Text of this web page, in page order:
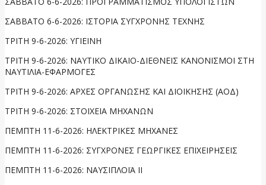
ΣΑΒΒΑΤΟ 6-6-2026: ΙΣΤΟΡΙΑ ΣΥΓΧΡΟΝΗΣ ΤΕΧΝΗΣ
ΤΡΙΤΗ 9-6-2026: ΥΓΙΕΙΝΗ
ΤΡΙΤΗ 9-6-2026: ΝΑΥΤΙΚΟ ΔΙΚΑΙΟ-ΔΙΕΘΝΕΙΣ ΚΑΝΟΝΙΣΜΟΙ ΣΤΗ
ΝΑΥΤΙΛΙΑ-ΕΦΑΡΜΟΓΕΣ
ΤΡΙΤΗ 9-6-2026: ΑΡΧΕΣ ΟΡΓΑΝΩΣΗΣ ΚΑΙ ΔΙΟΙΚΗΣΗΣ (ΑΟΔ)
ΤΡΙΤΗ 9-6-2026: ΣΤΟΙΧΕΙΑ ΜΗΧΑΝΩΝ
ΠΕΜΠΤΗ 11-6-2026: ΗΛΕΚΤΡΙΚΕΣ ΜΗΧΑΝΕΣ
ΠΕΜΠΤΗ 11-6-2026: ΣΥΓΧΡΟΝΕΣ ΓΕΩΡΓΙΚΕΣ ΕΠΙΧΕΙΡΗΣΕΙΣ
ΠΕΜΠΤΗ 11-6-2026: ΝΑΥΣΙΠΛΟΪΑ ΙΙ